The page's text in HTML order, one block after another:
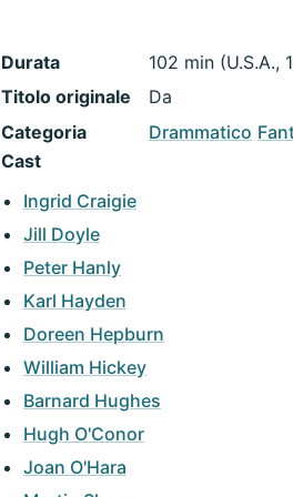
Durata
102 min (U.S.A.,
Titolo originale
Da
Categoria
Drammatico
Cast
Ingrid Craigie
Jill Doyle
Peter Hanly
Karl Hayden
Doreen Hepburn
William Hickey
Barnard Hughes
Hugh O'Conor
Joan O'Hara